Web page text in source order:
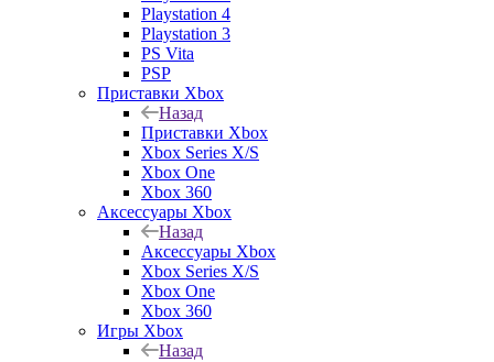
Playstation 4
Playstation 3
PS Vita
PSP
Приставки Xbox
Назад
Приставки Xbox
Xbox Series X/S
Xbox One
Xbox 360
Аксессуары Xbox
Назад
Аксессуары Xbox
Xbox Series X/S
Xbox One
Xbox 360
Игры Xbox
Назад